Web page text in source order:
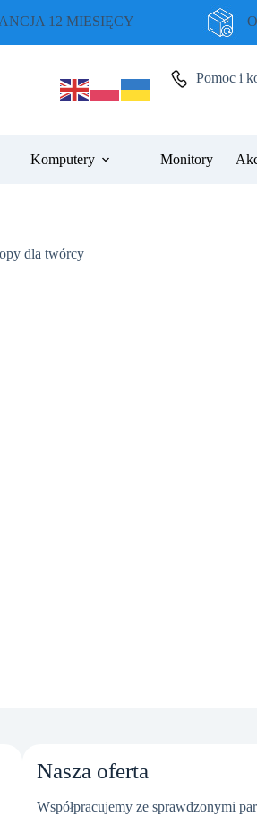
12 MIESIĘCY
Pomoc i
Komputery Monitory
dla twórcy
Nasza oferta
Współpracujemy ze sprawdzonymi